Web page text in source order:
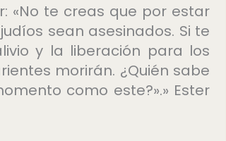
«No te creas que por estar
sean asesinados. Si te
y la liberación para los
morirán. ¿Quién sabe
como este?».» Ester